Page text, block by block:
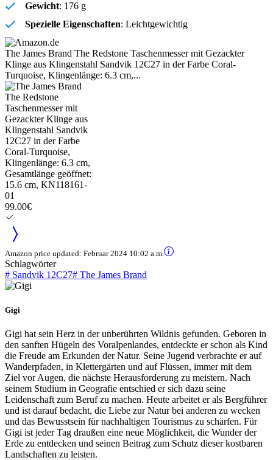
Gewicht: 176 g
Spezielle Eigenschaften: Leichtgewichtig
The James Brand The Redstone Taschenmesser mit Gezackter
Klinge aus Klingenstahl Sandvik 12C27 in der Farbe Coral-
Turquoise, Klingenlänge: 6.3 cm,...
99.00€
Amazon price updated: Februar 2024 10:02 a.m.
Schlagwörter
# Sandvik 12C27# The James Brand
Gigi
Gigi hat sein Herz in der unberührten Wildnis gefunden. Geboren in
den sanften Hügeln des Voralpenlandes, entdeckte er schon als Kind
die Freude am Erkunden der Natur. Seine Jugend verbrachte er auf
Wanderpfaden, in Klettergärten und auf Flüssen, immer mit dem
Ziel vor Augen, die nächste Herausforderung zu meistern. Nach
seinem Studium in Geografie entschied er sich dazu seine
Leidenschaft zum Beruf zu machen. Heute arbeitet er als Bergführer
und ist darauf bedacht, die Liebe zur Natur bei anderen zu wecken
und das Bewusstsein für nachhaltigen Tourismus zu schärfen. Für
Gigi ist jeder Tag draußen eine neue Möglichkeit, die Wunder der
Erde zu entdecken und seinen Beitrag zum Schutz dieser kostbaren
Landschaften zu leisten.